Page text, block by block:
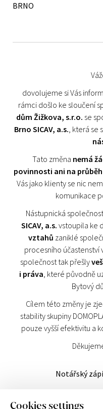
Cookies settings
BRNO
dovolujeme si Vás
rámci došlo ke sloučení
dům Žižkova, s.r.o. se
Brno SICAV, a.s., která se
Tato změna nemá
povinnosti ani na
Vás jako klienty se nic
komunikace
Nástupnická
SICAV, a.s. vstoupila ke
vztahů zaniklé
procesního účastenství
společnost tak přešly
i práva, které původně
Bytový
Cílem této změny je
stability skupiny
pouze vyšší efektivitu a
Notářský